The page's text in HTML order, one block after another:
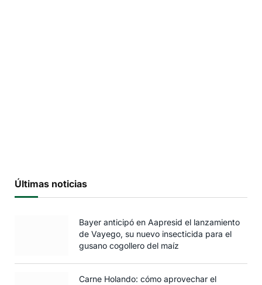
Últimas noticias
Bayer anticipó en Aapresid el lanzamiento
de Vayego, su nuevo insecticida para el
gusano cogollero del maíz
Carne Holando: cómo aprovechar el